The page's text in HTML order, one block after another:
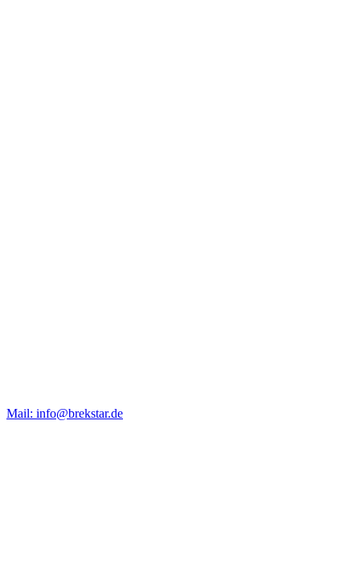
Mail: info@brekstar.de